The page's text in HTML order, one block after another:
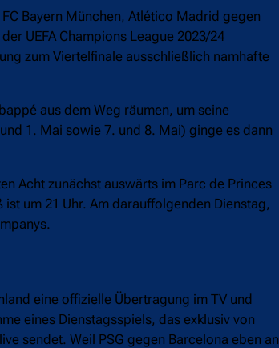
Bayern München, Atlético Madrid gegen
UEFA Champions League 2023/24
zum Viertelfinale ausschließlich namhafte
aus dem Weg räumen, um seine
1. Mai sowie 7. und 8. Mai) ginge es dann
Acht zunächst auswärts im Parc de Princes
um 21 Uhr. Am darauffolgenden Dienstag,
eine offizielle Übertragung im TV und
eines Dienstagsspiels, das exklusiv von
sendet. Weil PSG gegen Barcelona eben an